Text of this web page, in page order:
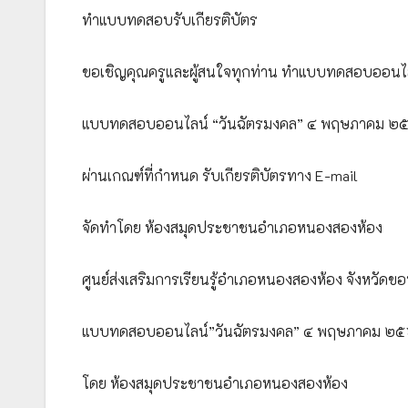
ทำแบบทดสอบรับเกียรติบัตร
ขอเชิญคุณครูและผู้สนใจทุกท่าน ทำแบบทดสอบออน
แบบทดสอบออนไลน์ “วันฉัตรมงคล” ๔ พฤษภาคม
ผ่านเกณฑ์ที่กำหนด รับเกียรติบัตรทาง E-mail
จัดทำโดย ห้องสมุดประชาชนอำเภอหนองสองห้อง
ศูนย์ส่งเสริมการเรียนรู้อำเภอหนองสองห้อง จังหวัดข
แบบทดสอบออนไลน์”วันฉัตรมงคล” ๔ พฤษภาคม
โดย ห้องสมุดประชาชนอำเภอหนองสองห้อง